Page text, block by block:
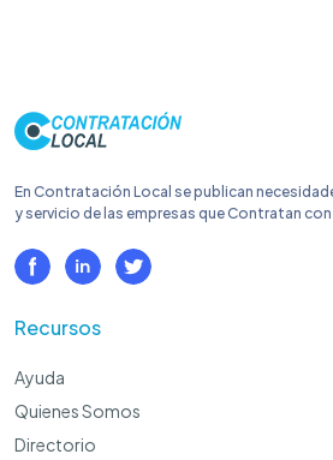
En Contratación Local se publican
y servicio de las empresas que Contratan con
Recursos
Ayuda
Quienes Somos
Directorio